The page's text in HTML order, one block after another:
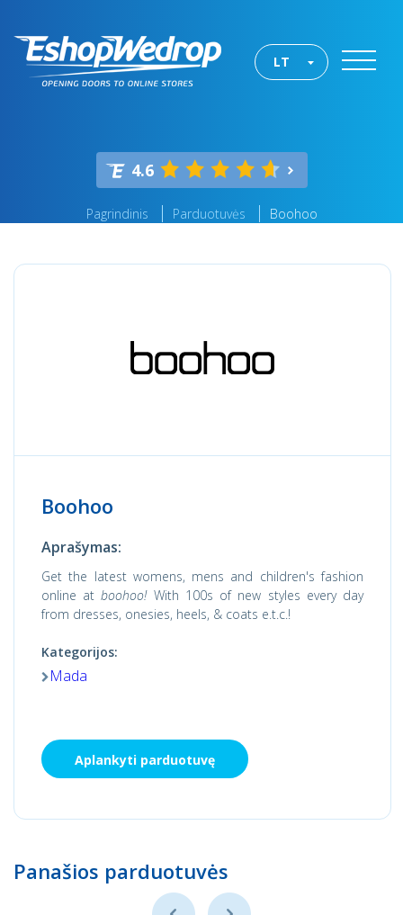
LT
4.6
Pagrindinis Parduotuvės Boohoo
Boohoo
Aprašymas:
Get the latest womens, mens and children's fashion
online atboohoo! With 100s of new styles every day
from dresses, onesies, heels, & coats e.t.c.!
Kategorijos:
Mada
Aplankyti parduotuvę
Panašios parduotuvės